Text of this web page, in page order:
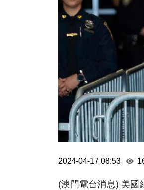
2024-04-17 08:53
(澳門電台消息) 美國